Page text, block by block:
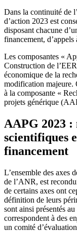
Dans la continuité de
d’action 2023 est
disposant chacune
financement,
Les composantes «
Construction de
économique de la
modification majeure.
à la composante «
projets générique
AAPG 2023 :
scientifiques
financement
L’ensemble des axes
de l’ANR, est
de certains axes ont
définition de leurs
sont ainsi présentés
correspondent à des
un comité